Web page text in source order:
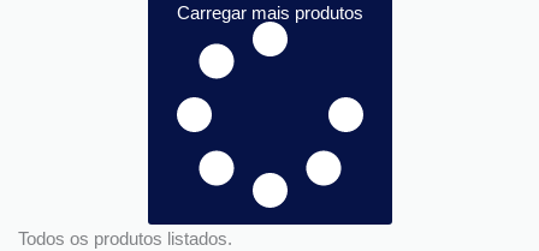
Carregar mais produtos
Todos os produtos listados.